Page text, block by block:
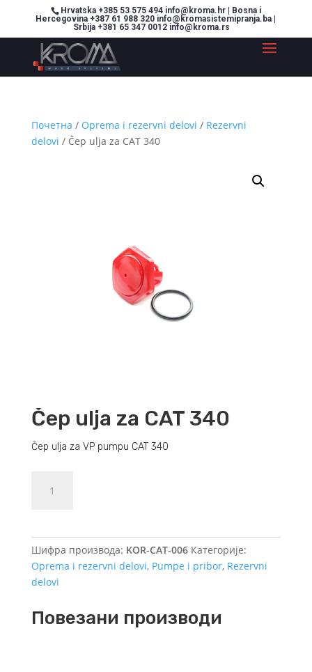
Hrvatska +385 53 575 494 info@kroma.hr | Bosna i
Hercegovina +387 61 988 320 info@kromasistemipranja.ba |
Srbija +381 65 347 0012 info@kroma.rs
Почетна / Oprema i rezervni delovi / Rezervni
delovi / Čep ulja za CAT 340
Čep ulja za CAT 340
Čep ulja za VP pumpu CAT 340
количина
Шифра производа: KOR-CAT-006 Категорије:
Oprema i rezervni delovi, Pumpe i pribor, Rezervni
delovi
Повезани производи